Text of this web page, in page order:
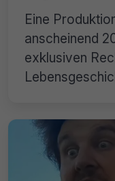
Eine
anscheinend
exklusiven